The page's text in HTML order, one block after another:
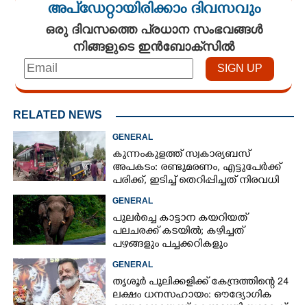
അപ്ഡേറ്റായിരിക്കാം ദിവസവും
ഒരു ദിവസത്തെ പ്രധാന സംഭവങ്ങൾ
നിങ്ങളുടെ ഇൻബോക്സിൽ
RELATED NEWS
GENERAL
കുന്നംകുളത്ത് സ്വകാര്യബസ്
അപകടം: രണ്ടുമരണം, എട്ടുപേർക്ക്
പരിക്ക്, ഇടിച്ച് തെറിപ്പിച്ചത് നിരവധി
GENERAL
പുലർച്ചെ കാട്ടാന കയറിയത്
പലചരക്ക് കടയിൽ; കഴിച്ചത്
പഴങ്ങളും പച്ചക്കറികളും
GENERAL
തൃശൂർ പുലിക്കളിക്ക് കേന്ദ്രത്തിന്റെ 24
ലക്ഷം ധനസഹായം: ഔദ്യോഗിക